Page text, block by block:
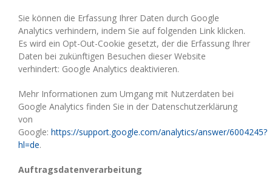
Sie können die Erfassung Ihrer Daten durch Google
Analytics verhindern, indem Sie auf folgenden Link klicken.
Es wird ein Opt-Out-Cookie gesetzt, der die Erfassung Ihrer
Daten bei zukünftigen Besuchen dieser Website
verhindert: Google Analytics deaktivieren.
Mehr Informationen zum Umgang mit Nutzerdaten bei
Google Analytics finden Sie in der Datenschutzerklärung
von
Google: https://support.google.com/analytics/answer/6004245?
hl=de.
Auftragsdatenverarbeitung